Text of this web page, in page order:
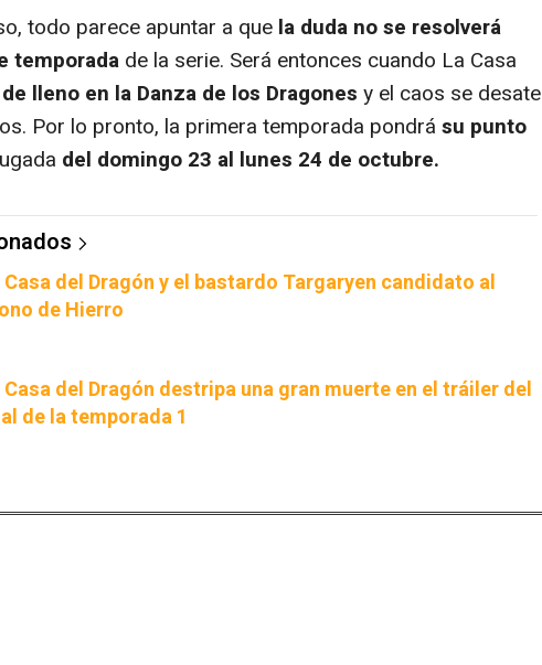
todo parece apuntar a que la duda no se resolverá
temporada de la serie. Será entonces cuando La Casa
lleno en la Danza de los Dragones y el caos se desate
Por lo pronto, la primera temporada pondrá su punto
del domingo 23 al lunes 24 de octubre.
Casa del Dragón y el bastardo Targaryen candidato al
de Hierro
Casa del Dragón destripa una gran muerte en el tráiler del
de la temporada 1